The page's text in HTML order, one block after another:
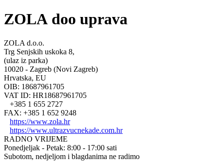
ZOLA doo uprava
ZOLA d.o.o.
Trg Senjskih uskoka 8,
(ulaz iz parka)
10020 - Zagreb (Novi Zagreb)
Hrvatska, EU
OIB: 18687961705
VAT ID: HR18687961705
+385 1 655 2727
FAX: +385 1 652 9248
https://www.zola.hr
https://www.ultrazvucnekade.com.hr
RADNO VRIJEME
Ponedjeljak - Petak: 8:00 - 17:00 sati
Subotom, nedjeljom i blagdanima ne radimo